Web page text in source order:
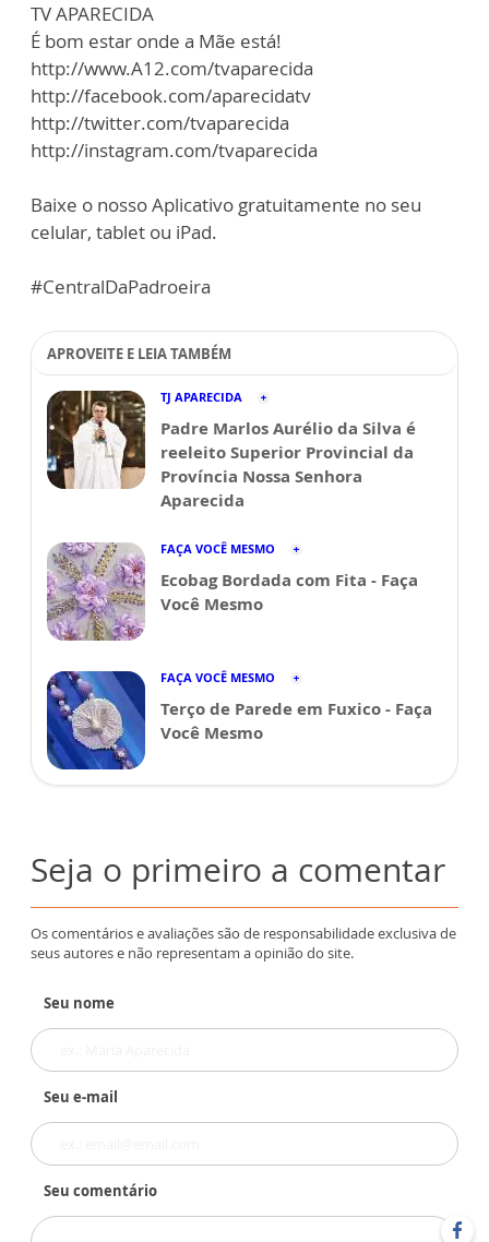
TV APARECIDA
É bom estar onde a Mãe está!
http://www.A12.com/tvaparecida
http://facebook.com/aparecidatv
http://twitter.com/tvaparecida
http://instagram.com/tvaparecida
Baixe o nosso Aplicativo gratuitamente no seu
celular, tablet ou iPad.
#CentralDaPadroeira
APROVEITE E LEIA TAMBÉM
TJ APARECIDA
Padre Marlos Aurélio da Silva é
reeleito Superior Provincial da
Província Nossa Senhora
Aparecida
FAÇA VOCÊ MESMO
Ecobag Bordada com Fita - Faça
Você Mesmo
FAÇA VOCÊ MESMO
Terço de Parede em Fuxico - Faça
Você Mesmo
Seja o primeiro a comentar
Os comentários e avaliações são de responsabilidade exclusiva de
seus autores e não representam a opinião do site.
Seu nome
Seu e-mail
Seu comentário